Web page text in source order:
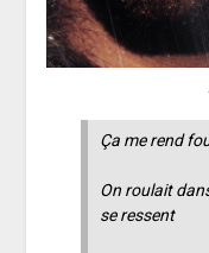
Ça me rend
On roulait
se ressent